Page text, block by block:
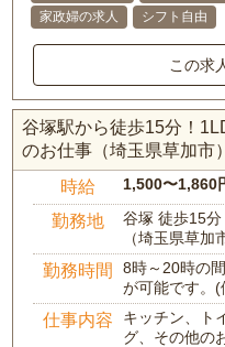
家政婦の求人
シフト自由
この求
谷塚駅から徒歩15分！
のお仕事（埼玉県草加市）
時給 1,500〜1,860
勤務地
谷塚 徒歩15分
（埼玉県草加
勤務時間
8時～20時の
が可能です。(
仕事内容
キッチン、ト
グ、その他の